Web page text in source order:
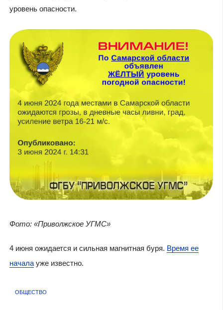
уровень опасности.
Фото: «Приволжское УГМС»
4 июня ожидается и сильная магнитная буря. Время ее
началауже известно.
ОБЩЕСТВО